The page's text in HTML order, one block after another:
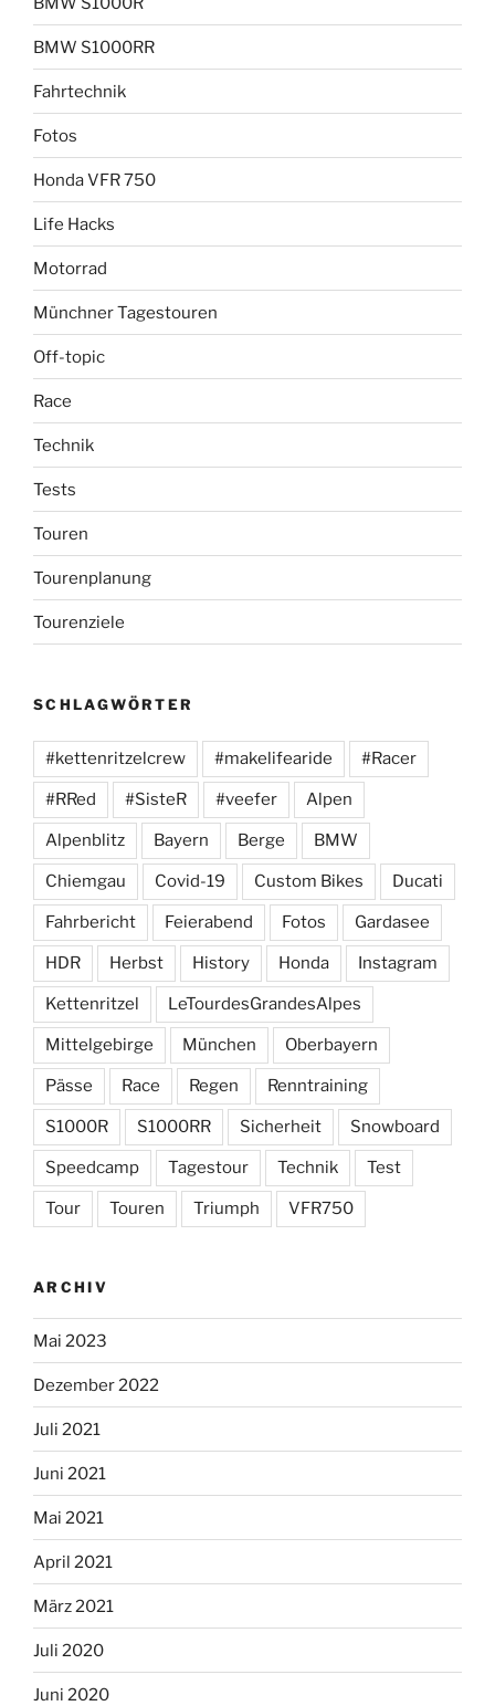
BMW S1000RR
Fahrtechnik
Fotos
Honda VFR 750
Life Hacks
Motorrad
Münchner Tagestouren
Off-topic
Race
Technik
Tests
Touren
Tourenplanung
Tourenziele
SCHLAGWÖRTER
#kettenritzelcrew #makelifearide #Racer
#RRed #SisteR #veefer Alpen
Alpenblitz Bayern Berge BMW
Chiemgau Covid-19 Custom Bikes Ducati
Fahrbericht Feierabend Fotos Gardasee
HDR Herbst History Honda Instagram
Kettenritzel LeTourdesGrandesAlpes
Mittelgebirge München Oberbayern
Pässe Race Regen Renntraining
S1000R S1000RR Sicherheit Snowboard
Speedcamp Tagestour Technik Test
Tour Touren Triumph VFR750
ARCHIV
Mai 2023
Dezember 2022
Juli 2021
Juni 2021
Mai 2021
April 2021
März 2021
Juli 2020
Juni 2020